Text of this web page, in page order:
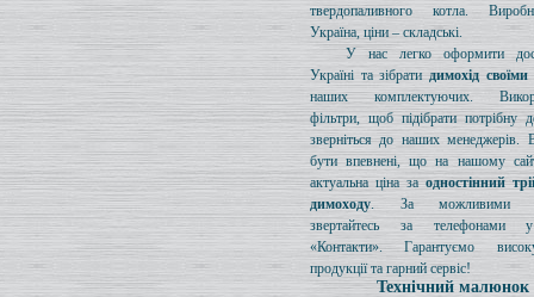
твердопаливного котла.
Україна, ціни – складські.
У нас легко оформити
Україні та зібратидимохід
наших комплектуючих.
фільтри, щоб підібрати потрібну
зверніться до наших менеджерів.
бути впевнені, що на нашому
актуальна ціна заодностінний
димоходу. За можливими
звертайтесь за телефонами
«Контакти». Гарантуємо
продукції та гарний сервіс!
Технічний малюнок